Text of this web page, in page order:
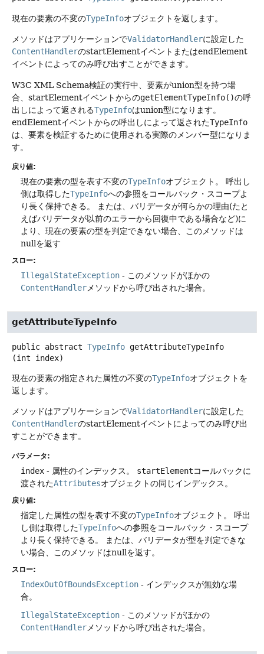
現在の要素の不変のTypeInfoオブジェクトを返します。
メソッドはアプリケーションでValidatorHandlerに設定した
ContentHandlerのstartElementイベントまたはendElement
イベントによってのみ呼び出すことができます。
W3C XML Schema検証の実行中、要素がunion型を持つ場
合、startElementイベントからのgetElementTypeInfo()の呼
出しによって返されるTypeInfoはunion型になります。
endElementイベントからの呼出しによって返されたTypeInfo
は、要素を検証するために使用される実際のメンバー型になりま
す。
戻り値:
現在の要素の型を表す不変のTypeInfoオブジェクト。
呼出し
側は取得したTypeInfoへの参照をコールバック・スコープよ
り長く保持できる。
または、バリデータが何らかの理由(たと
えばバリデータが以前のエラーから回復中である場合など)に
より、現在の要素の型を判定できない場合、このメソッドは
nullを返す
スロー:
IllegalStateException - このメソッドがほかの
ContentHandler メソッドから呼び出された場合。
getAttributeTypeInfo
public abstract TypeInfo getAttributeTypeInfo
(int index)
現在の要素の指定された属性の不変のTypeInfoオブジェクトを
返します。
メソッドはアプリケーションでValidatorHandlerに設定した
ContentHandlerのstartElementイベントによってのみ呼び出
すことができます。
パラメータ:
index - 属性のインデックス。 startElementコールバックに
渡されたAttributesオブジェクトの同じインデックス。
戻り値:
指定した属性の型を表す不変のTypeInfoオブジェクト。
呼出
し側は取得したTypeInfoへの参照をコールバック・スコープ
より長く保持できる。
または、バリデータが型を判定できな
い場合、このメソッドはnullを返す。
スロー:
IndexOutOfBoundsException - インデックスが無効な場
合。
IllegalStateException - このメソッドがほかの
ContentHandler メソッドから呼び出された場合。